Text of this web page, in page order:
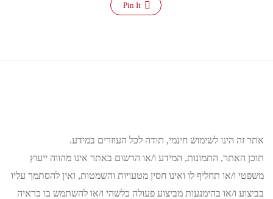
Pin It
אתר זה הינו לשימוש חינמי, תודה לכל העוזרים במידע.
תוכן האתר, התמונות, המידע ו/או הרשום באתר אינו מהווה ייעוץ
משפטי ו/או תחליף לו ואינו חסין מטעויות והשמטות, ואין להסתמך עליו
בביצוע ו/או בהימנעות מביצוע פעולה כלשהי ו/או להשתמש בו כראיה